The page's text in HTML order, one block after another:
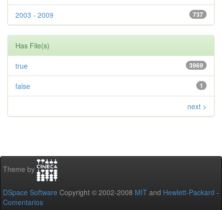
737
2003 - 2009
Has File(s)
3969
true
1
false
next >
Theme by
DSpace Software Copyright © 2002-2008 MIT and Hewlett-Packard -
Comentarios